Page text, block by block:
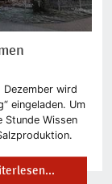
Dezember wird
eingeladen. Um
Stunde Wissen